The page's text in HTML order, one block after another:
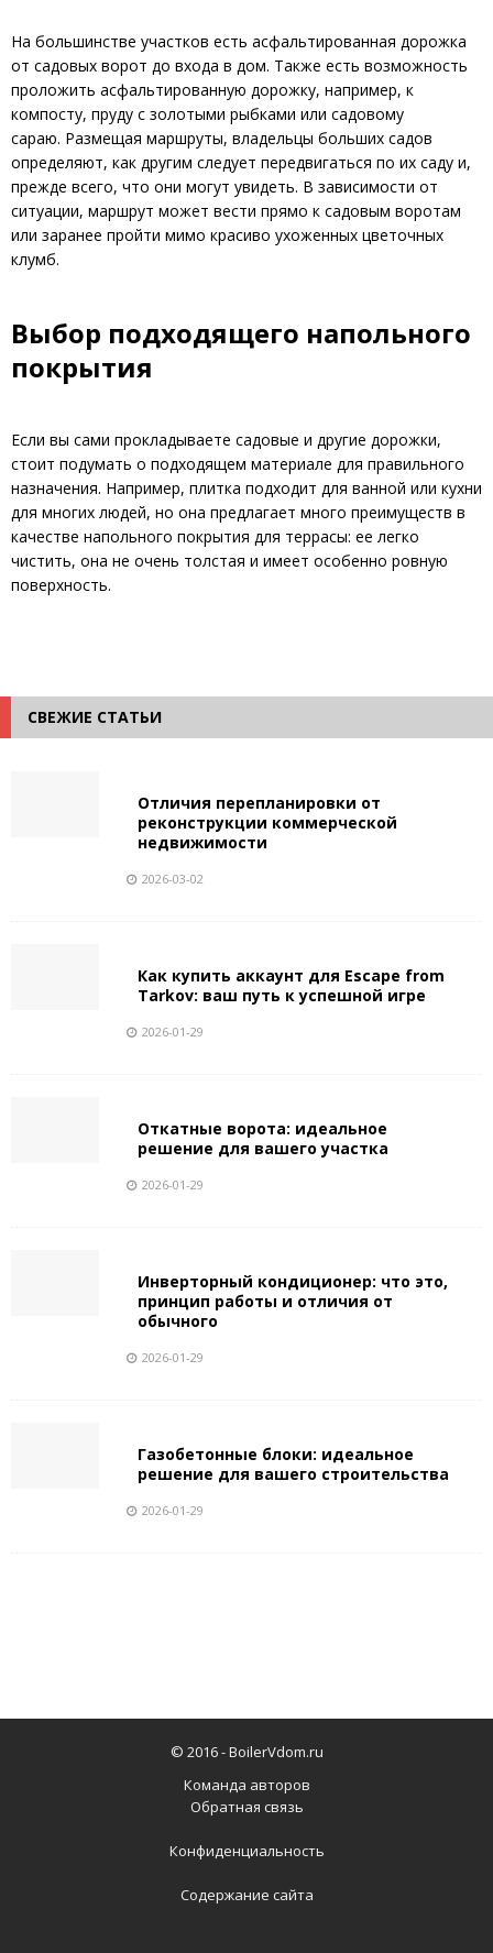
На большинстве участков есть асфальтированная дорожка
от садовых ворот до входа в дом. Также есть возможность
проложить асфальтированную дорожку, например, к
компосту, пруду с золотыми рыбками или садовому
сараю. Размещая маршруты, владельцы больших садов
определяют, как другим следует передвигаться по их саду и,
прежде всего, что они могут увидеть. В зависимости от
ситуации, маршрут может вести прямо к садовым воротам
или заранее пройти мимо красиво ухоженных цветочных
клумб.
Выбор подходящего напольного
покрытия
Если вы сами прокладываете садовые и другие дорожки,
стоит подумать о подходящем материале для правильного
назначения. Например, плитка подходит для ванной или кухни
для многих людей, но она предлагает много преимуществ в
качестве напольного покрытия для террасы: ее легко
чистить, она не очень толстая и имеет особенно ровную
поверхность.
СВЕЖИЕ СТАТЬИ
Отличия перепланировки от
реконструкции коммерческой
недвижимости
2026-03-02
Как купить аккаунт для Escape from
Tarkov: ваш путь к успешной игре
2026-01-29
Откатные ворота: идеальное
решение для вашего участка
2026-01-29
Инверторный кондиционер: что это,
принцип работы и отличия от
обычного
2026-01-29
Газобетонные блоки: идеальное
решение для вашего строительства
2026-01-29
© 2016 -BoilerVdom.ru
Команда авторов
Обратная связь
Конфиденциальность
Содержание сайта